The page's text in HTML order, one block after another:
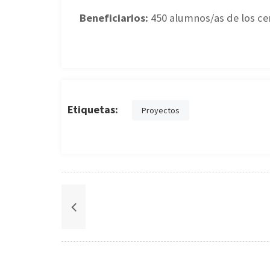
Beneficiarios: 450 alumnos/as de los
Etiquetas: Proyectos